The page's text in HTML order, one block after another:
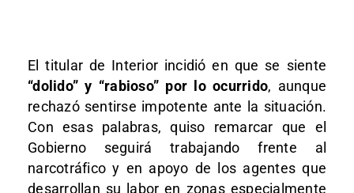
El titular de Interior incidió en que se siente
“dolido” y “rabioso” por lo ocurrido, aunque
rechazó sentirse impotente ante la situación.
Con esas palabras, quiso remarcar que el
Gobierno seguirá trabajando frente al
narcotráfico y en apoyo de los agentes que
desarrollan su labor en zonas especialmente